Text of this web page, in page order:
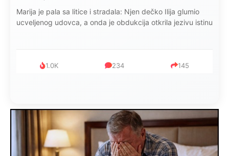
Kad se Marin suprug razbolio ona ga kupala, pelene mu
mijenjala: Jedno jutro je poslao po čokoladu..
999 321 234